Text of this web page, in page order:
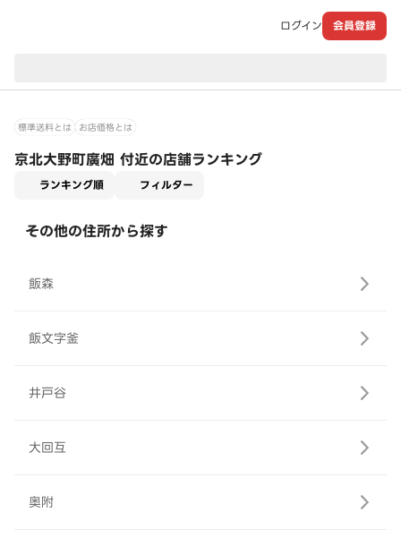
ログイン 会員登録
標準送料とは お店価格とは
京北大野町廣畑 付近の店舗ランキング
ランキング順 フィルター
その他の住所から探す
飯森
飯文字釜
井戸谷
大回互
奥附